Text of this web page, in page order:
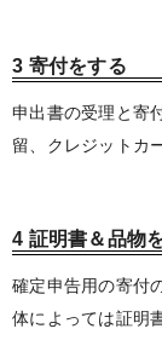
3 寄付をする
申出書の受理と寄
留、クレジットカ
4 証明書＆品物
確定申告用の寄付
体によっては証明